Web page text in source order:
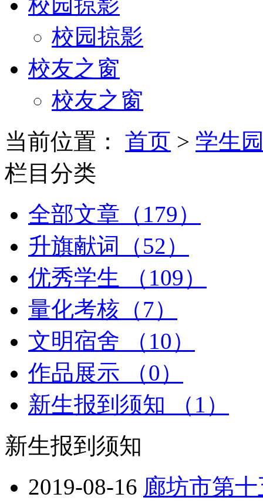
校园掠影
校友之窗
校友之窗
当前位置： 首页 > 学生
栏目分类
全部文章（179）
升旗献词（52）
优秀学生 （109）
量化考核（7）
文明宿舍 （10）
作品展示 （0）
新生报到须知 （1）
新生报到须知
2019-08-16 廊坊市第